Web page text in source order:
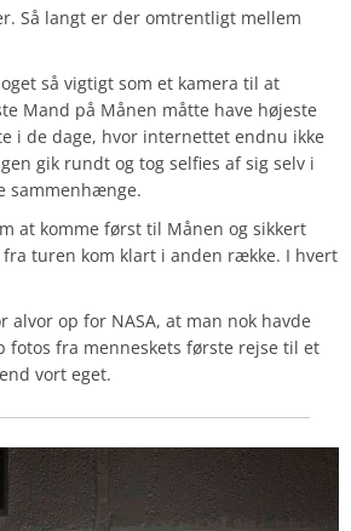
Så langt er der omtrentligt mellem
så vigtigt som et kamera til at
Mand på Månen måtte have højeste
i de dage, hvor internettet endnu ikke
gik rundt og tog selfies af sig selv i
sammenhænge.
at komme først til Månen og sikkert
turen kom klart i anden række. I hvert
alvor op for NASA, at man nok havde
fra menneskets første rejse til et
vort eget.